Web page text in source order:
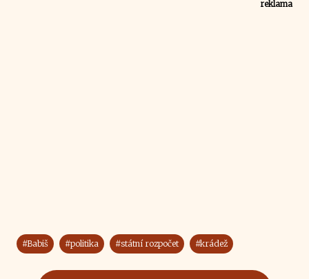
reklama
#Babiš #politika #státní rozpočet #krádež